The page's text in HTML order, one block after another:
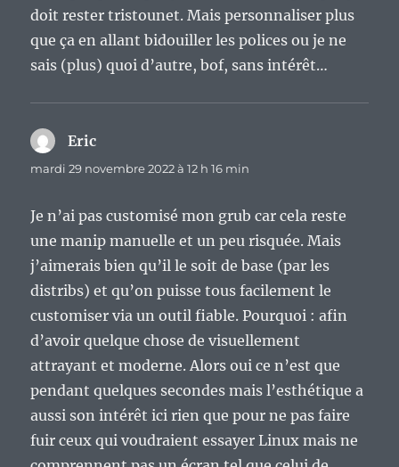
doit rester tristounet. Mais personnaliser plus
que ça en allant bidouiller les polices ou je ne
sais (plus) quoi d’autre, bof, sans intérêt…
Eric
mardi 29 novembre 2022 à 12 h 16 min
Je n’ai pas customisé mon grub car cela reste
une manip manuelle et un peu risquée. Mais
j’aimerais bien qu’il le soit de base (par les
distribs) et qu’on puisse tous facilement le
customiser via un outil fiable. Pourquoi : afin
d’avoir quelque chose de visuellement
attrayant et moderne. Alors oui ce n’est que
pendant quelques secondes mais l’esthétique a
aussi son intérêt ici rien que pour ne pas faire
fuir ceux qui voudraient essayer Linux mais ne